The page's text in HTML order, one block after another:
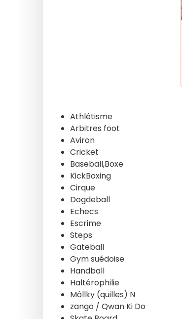
Athlétisme
Arbitres foot
Aviron
Cricket
Baseball,Boxe
KickBoxing
Cirque
Dogdeball
Echecs
Escrime
Steps
Gateball
Gym suédoise
Handball
Haltérophilie
Môllky (quilles) N
zango / Qwan Ki Do